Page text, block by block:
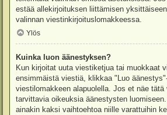
estää allekirjoituksen liittämisen
valinnan viestinkirjoituslomakkeessa.
Ylös
Kuinka luon äänestyksen?
Kun kirjoitat uuta viestiketjua tai muokkaat
ensimmäistä viestiä, klikkaa "Luo
viestilomakkeen alapuolella. Jos et näe
tarvittavia oikeuksia äänestysten
ainakin kaksi vaihtoehtoa niille varattuihin